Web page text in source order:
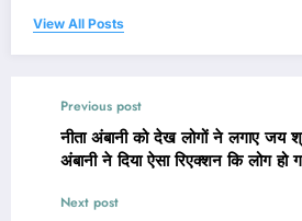
View All Posts
Previous post
नीता अंबानी को देख लोगों ने लगाए जय
अंबानी ने दिया ऐसा रिएक्शन कि लोग
Next post